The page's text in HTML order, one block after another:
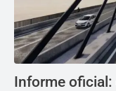
Informe oficial: